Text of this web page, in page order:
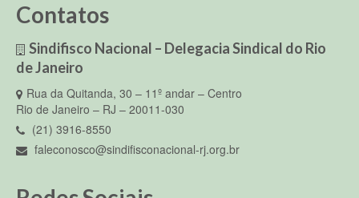
Contatos
Sindifisco Nacional – Delegacia Sindical do Rio
de Janeiro
Rua da Quitanda, 30 – 11º andar – Centro
Rio de Janeiro – RJ – 20011-030
(21) 3916-8550
faleconosco@sindifisconacional-rj.org.br